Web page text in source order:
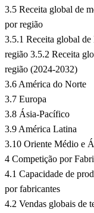
3.5 Receita global de
por região
3.5.1 Receita global
região 3.5.2 Receita
região (2024-2032)
3.6 América do Norte
3.7 Europa
3.8 Ásia-Pacífico
3.9 América Latina
3.10 Oriente Médio e
4 Competição por
4.1 Capacidade de
por fabricantes
4.2 Vendas globais de